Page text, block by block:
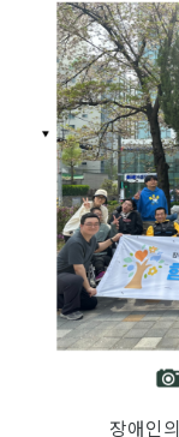
장애인